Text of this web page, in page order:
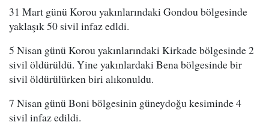
31 Mart günü Korou yakınlarındaki Gondou bölgesinde
yaklaşık 50 sivil infaz edldi.
5 Nisan günü Korou yakınlarındaki Kirkade bölgesinde 2
sivil öldürüldü. Yine yakınlardaki Bena bölgesinde bir
sivil öldürülürken biri alıkonuldu.
7 Nisan günü Boni bölgesinin güneydoğu kesiminde 4
sivil infaz edildi.